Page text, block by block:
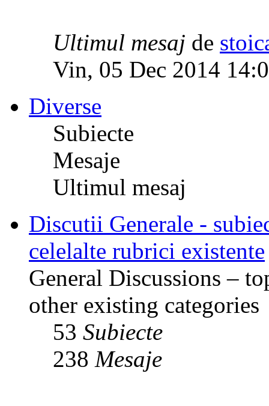
Ultimul mesaj de
Vin, 05 Dec 2014
Diverse
Subiecte
Mesaje
Ultimul mesaj
Discutii Generale -
celelalte rubrici existente
General Discussions –
other existing categories
53 Subiecte
238 Mesaje